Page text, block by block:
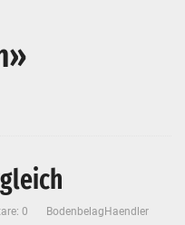
0 BodenbelagHaendler